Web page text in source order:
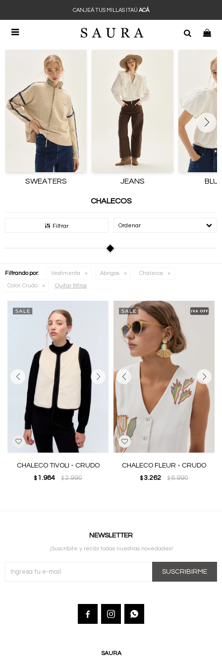

CANJEÁ TUS MILLAS ITAÚ ACÁ
SWEATERS JEANS
CHALECOS
Filtrar Recomendados
Filtrando por: Vestimenta Abrigos Chalecos
Color: Crudo Quitar filtros
CHALECO TIVOLI - CRUDO
$ 1.984 $2.990
CHALECO FLEUR - CRUDO
$ 3.262 $6.990
SAURA
NEWSLETTER
¡Suscribite y recibí todas nuestras novedades!
SUSCRIBIRME
  